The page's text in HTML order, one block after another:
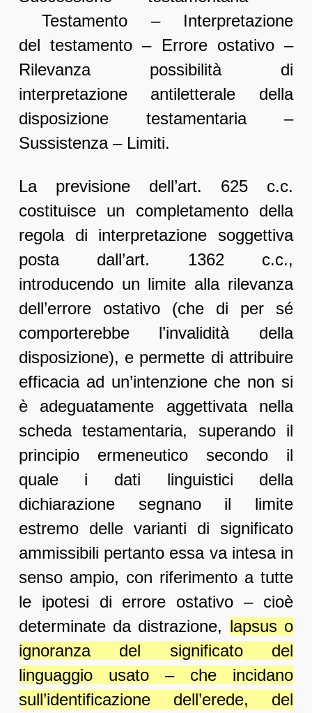
Testamento – Interpretazione
del testamento – Errore ostativo –
Rilevanza possibilità di
interpretazione antiletterale della
disposizione testamentaria –
Sussistenza – Limiti.
La previsione dell’art. 625 c.c.
costituisce un completamento della
regola di interpretazione soggettiva
posta dall’art. 1362 c.c.,
introducendo un limite alla rilevanza
dell’errore ostativo (che di per sé
comporterebbe l’invalidità della
disposizione), e permette di attribuire
efficacia ad un’intenzione che non si
è adeguatamente aggettivata nella
scheda testamentaria, superando il
principio ermeneutico secondo il
quale i dati linguistici della
dichiarazione segnano il limite
estremo delle varianti di significato
ammissibili pertanto essa va intesa in
senso ampio, con riferimento a tutte
le ipotesi di errore ostativo – cioè
determinate da distrazione, lapsus o
ignoranza del significato del
linguaggio usato – che incidano
sull’identificazione dell’erede, del